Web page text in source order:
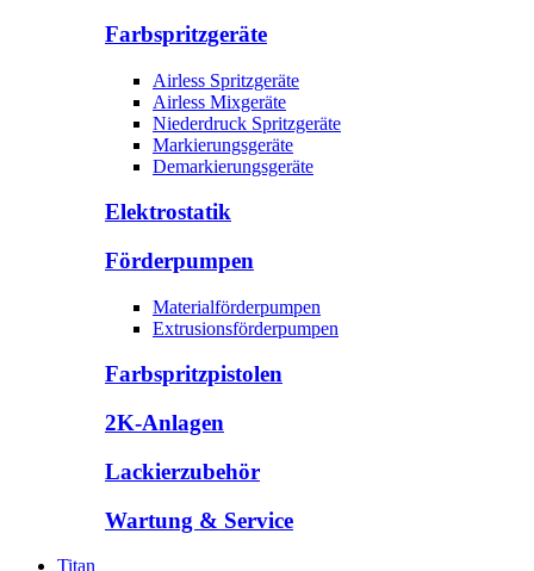
Farbspritzgeräte
Airless Spritzgeräte
Airless Mixgeräte
Niederdruck Spritzgeräte
Markierungsgeräte
Demarkierungsgeräte
Elektrostatik
Förderpumpen
Materialförderpumpen
Extrusionsförderpumpen
Farbspritzpistolen
2K-Anlagen
Lackierzubehör
Wartung & Service
Titan